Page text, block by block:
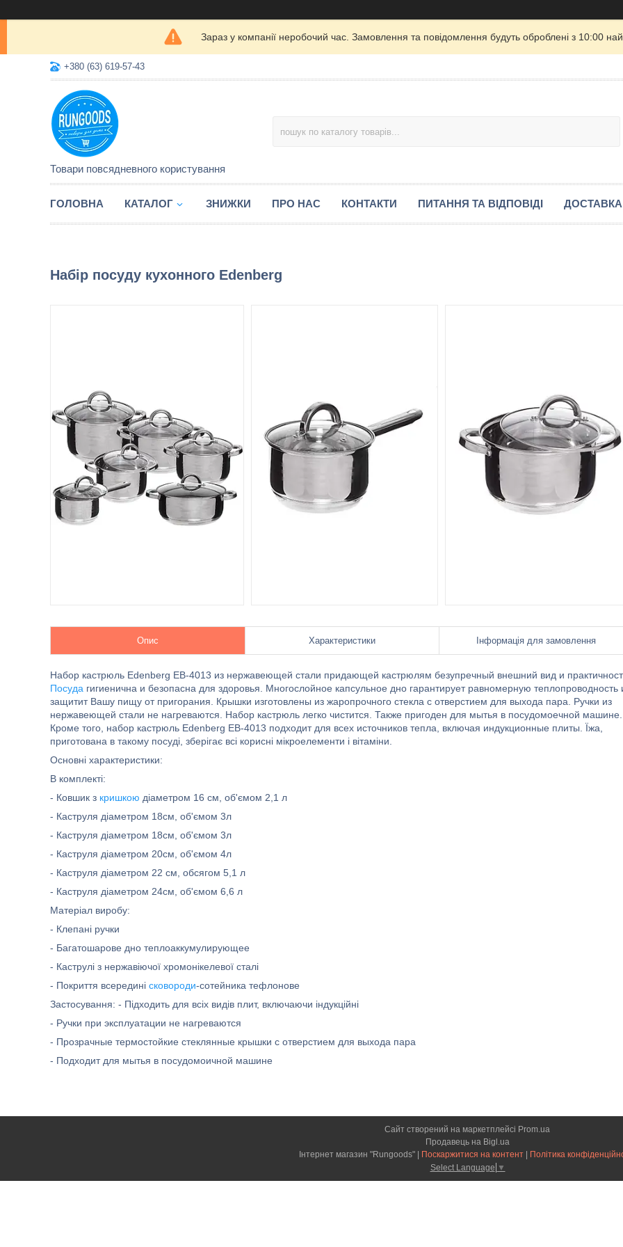
Зараз у компанії неробочий час. Замовлення та повідомлення будуть оброблені з 10:00
+380 (63) 619-57-43
Товари повсядневного користування
ГОЛОВНА КАТАЛОГ ЗНИЖКИ ПРО НАС КОНТАКТИ ПИТАННЯ ТА ВІДПОВІДІ
Набір посуду кухонного Edenberg
Опис Характеристики Інформація для замовлення
Набор кастрюль Edenberg EB-4013 из нержавеющей стали придающей кастрюлям безупречный внешний вид и
Посуда гигиенична и безопасна для здоровья. Многослойное капсульное дно гарантирует равномерную теплопроводность
защитит Вашу пищу от пригорания. Крышки изготовлены из жаропрочного стекла с отверстием для выхода пара. Ручки из
нержавеющей стали не нагреваются. Набор кастрюль легко чистится. Также пригоден для мытья в посудомоечной машине.
Кроме того, набор кастрюль Edenberg EB-4013 подходит для всех источников тепла, включая индукционные плиты. Їжа,
приготована в такому посуді, зберігає всі корисні мікроелементи і вітаміни.
Основні характеристики:
В комплекті:
- Ковшик з кришкою діаметром 16 см, об'ємом 2,1 л
- Каструля діаметром 18см, об'ємом 3л
- Каструля діаметром 18см, об'ємом 3л
- Каструля діаметром 20см, об'ємом 4л
- Каструля діаметром 22 см, обсягом 5,1 л
- Каструля діаметром 24см, об'ємом 6,6 л
Матеріал виробу:
- Клепані ручки
- Багатошарове дно теплоаккумулирующее
- Каструлі з нержавіючої хромонікелевої сталі
- Покриття всередині сковороди-сотейника тефлонове
Застосування: - Підходить для всіх видів плит, включаючи індукційні
- Ручки при эксплуатации не нагреваются
- Прозрачные термостойкие стеклянные крышки с отверстием для выхода пара
- Подходит для мытья в посудомоичной машине
Сайт створений на маркетплейсі Prom.ua
Продавець на Bigl.ua
Поскаржитися на контент
Політика
Select Language ▼